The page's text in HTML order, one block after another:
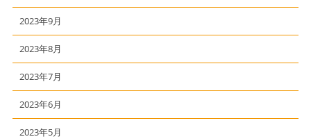
2023年9月
2023年8月
2023年7月
2023年6月
2023年5月